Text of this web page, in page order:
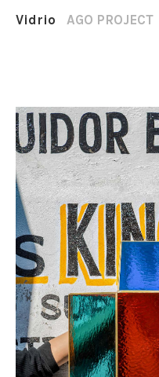
Vidrio AGO PROJECT